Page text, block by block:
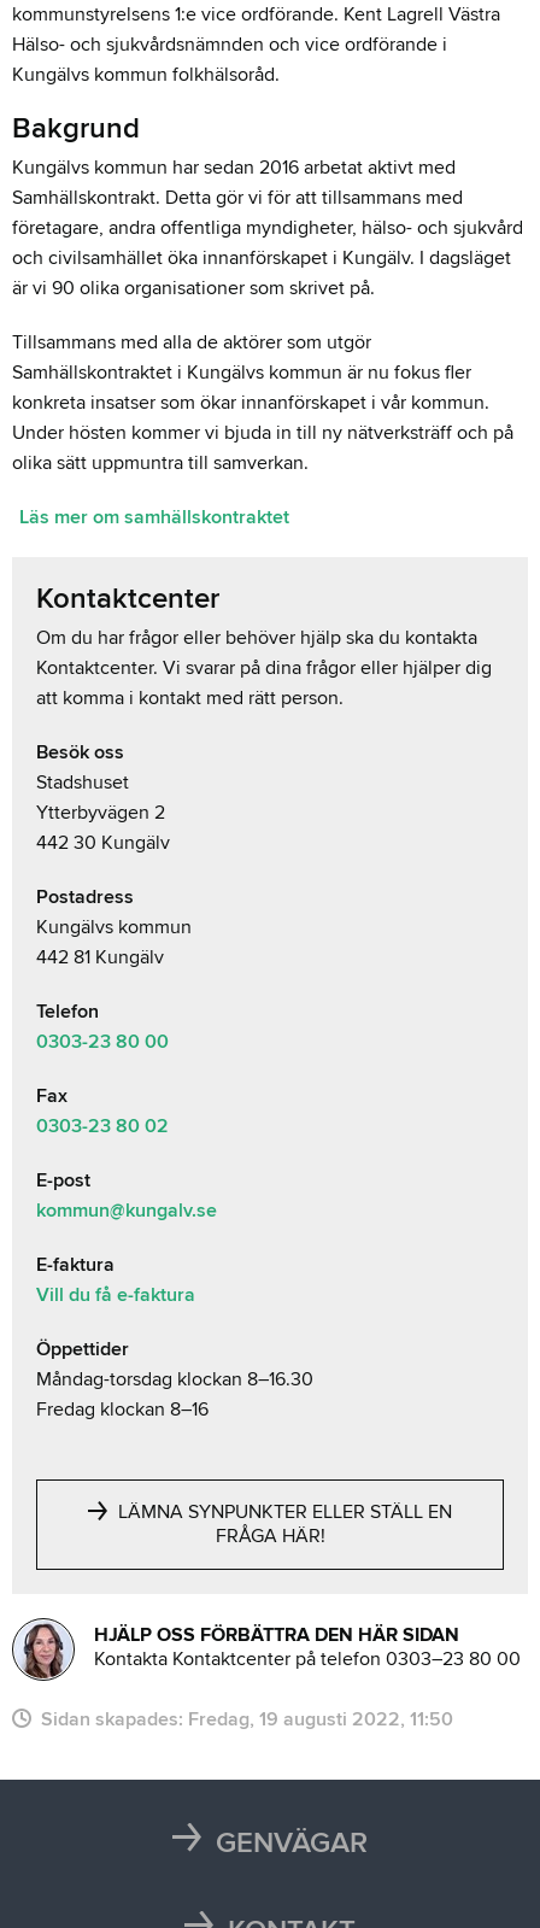
kommunstyrelsens 1:e vice ordförande. Kent Lagrell Västra
Hälso- och sjukvårdsnämnden och vice ordförande i
Kungälvs kommun folkhälsoråd.
Bakgrund
Kungälvs kommun har sedan 2016 arbetat aktivt med
Samhällskontrakt. Detta gör vi för att tillsammans med
företagare, andra offentliga myndigheter, hälso- och sjukvård
och civilsamhället öka innanförskapet i Kungälv. I dagsläget
är vi 90 olika organisationer som skrivet på.
Tillsammans med alla de aktörer som utgör
Samhällskontraktet i Kungälvs kommun är nu fokus fler
konkreta insatser som ökar innanförskapet i vår kommun.
Under hösten kommer vi bjuda in till ny nätverksträff och på
olika sätt uppmuntra till samverkan.
Läs mer om samhällskontraktet
Kontaktcenter
Om du har frågor eller behöver hjälp ska du kontakta
Kontaktcenter. Vi svarar på dina frågor eller hjälper dig
att komma i kontakt med rätt person.
Besök oss
Stadshuset
Ytterbyvägen 2
442 30 Kungälv
Postadress
Kungälvs kommun
442 81 Kungälv
Telefon
0303-23 80 00
Fax
0303-23 80 02
E-post
kommun@kungalv.se
E-faktura
Vill du få e-faktura
Öppettider
Måndag-torsdag klockan 8–16.30
Fredag klockan 8–16
LÄMNA SYNPUNKTER ELLER STÄLL EN
FRÅGA HÄR!
HJÄLP OSS FÖRBÄTTRA DEN HÄR SIDAN
Kontakta Kontaktcenter på telefon 0303–23 80 00
Sidan skapades: fredag, 19 augusti 2022, 11:50
GENVÄGAR
Läsårstider